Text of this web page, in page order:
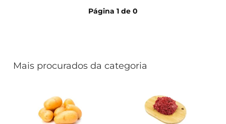
Página 1de 0
Mais procurados da categoria